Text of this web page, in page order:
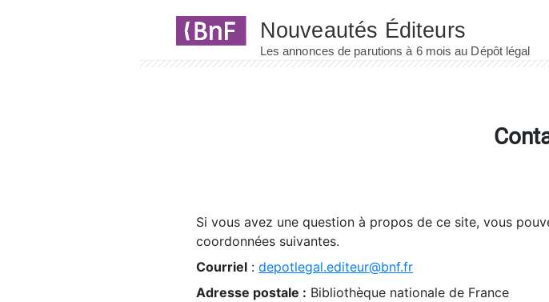
Si vous avez une question à propos de ce site, vous
coordonnées suivantes.
Courriel : depotlegal.editeur@bnf.fr
Adresse postale : Bibliothèque nationale de France